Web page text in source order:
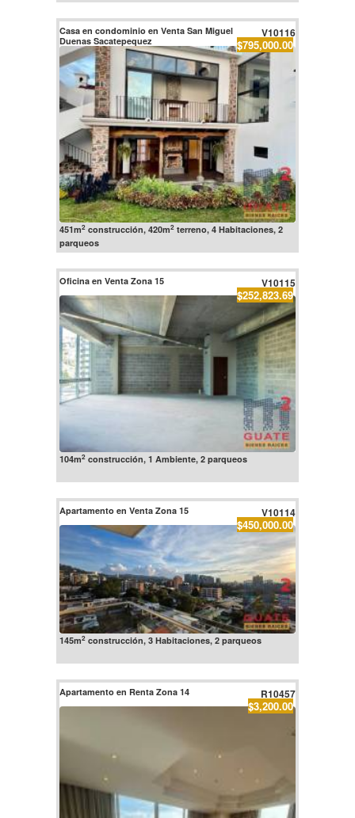
Casa en condominio en Venta San Miguel
Duenas Sacatepequez
V10116
$795,000.00
451m2construcción, 420m2terreno, 4 Habitaciones, 2
parqueos
Oficina en Venta Zona 15 V10115
$252,823.69
104m2construcción, 1 Ambiente, 2 parqueos
Apartamento en Venta Zona 15 V10114
$450,000.00
145m2construcción, 3 Habitaciones, 2 parqueos
Apartamento en Renta Zona 14 R10457
$3,200.00